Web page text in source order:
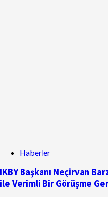
Haberler
IKBY Başkanı Neçirvan
ile Verimli Bir Görüşme